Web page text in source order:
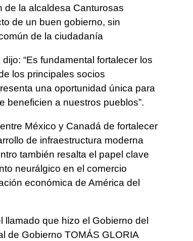
de la alcaldesa Canturosas
de un buen gobierno, sin
de la ciudadanía
“Es fundamental fortalecer los
los principales socios
una oportunidad única para
beneficien a nuestros pueblos”.
México y Canadá de fortalecer
de infraestructura moderna
también resalta el papel clave
neurálgico en el comercio
económica de América del
que hizo el Gobierno del
de Gobierno TOMÁS GLORIA